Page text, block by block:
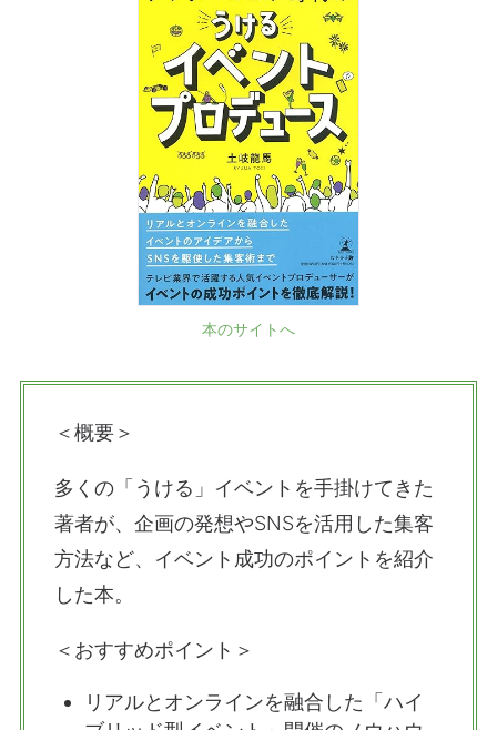
本のサイトへ
＜概要＞
多くの「うける」イベントを手掛けてきた
著者が、企画の発想やSNSを活用した集客
方法など、イベント成功のポイントを紹介
した本。
＜おすすめポイント＞
リアルとオンラインを融合した「ハイ